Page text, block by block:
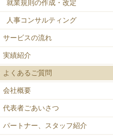
就業規則の作成・改定
人事コンサルティング
サービスの流れ
実績紹介
よくあるご質問
会社概要
代表者ごあいさつ
パートナー、スタッフ紹介